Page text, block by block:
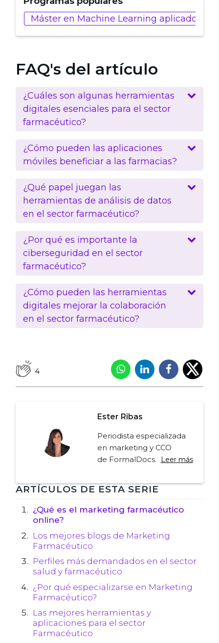
Máster en Machine Learning aplicado a
FAQ's del artículo
¿Cuáles son algunas herramientas
digitales esenciales para el sector
farmacéutico?
¿Cómo pueden las aplicaciones
móviles beneficiar a las farmacias?
¿Qué papel juegan las
herramientas de análisis de datos
en el sector farmacéutico?
¿Por qué es importante la
ciberseguridad en el sector
farmacéutico?
¿Cómo pueden las herramientas
digitales mejorar la colaboración
en el sector farmacéutico?
4
Ester Ribas
Periodista especializada
en marketing y CCO
de FormalDocs.
Leer más
Navegación
de
entradas
ARTÍCULOS DE ESTA SERIE
¿Qué es el marketing farmacéutico
online?
Los mejores blogs de Marketing
Farmacéutico
Perfiles más demandados en el sector
salud y farmacéutico
¿Por qué especializarse en Marketing
Farmacéutico?
Las mejores herramientas y
aplicaciones para el sector
Farmacéutico